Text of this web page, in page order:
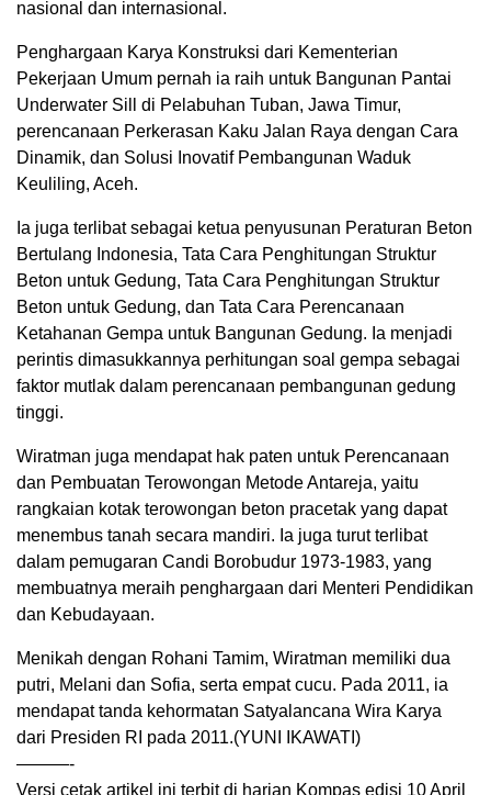
nasional dan internasional.
Penghargaan Karya Konstruksi dari Kementerian
Pekerjaan Umum pernah ia raih untuk Bangunan Pantai
Underwater Sill di Pelabuhan Tuban, Jawa Timur,
perencanaan Perkerasan Kaku Jalan Raya dengan Cara
Dinamik, dan Solusi Inovatif Pembangunan Waduk
Keuliling, Aceh.
Ia juga terlibat sebagai ketua penyusunan Peraturan Beton
Bertulang Indonesia, Tata Cara Penghitungan Struktur
Beton untuk Gedung, Tata Cara Penghitungan Struktur
Beton untuk Gedung, dan Tata Cara Perencanaan
Ketahanan Gempa untuk Bangunan Gedung. Ia menjadi
perintis dimasukkannya perhitungan soal gempa sebagai
faktor mutlak dalam perencanaan pembangunan gedung
tinggi.
Wiratman juga mendapat hak paten untuk Perencanaan
dan Pembuatan Terowongan Metode Antareja, yaitu
rangkaian kotak terowongan beton pracetak yang dapat
menembus tanah secara mandiri. Ia juga turut terlibat
dalam pemugaran Candi Borobudur 1973-1983, yang
membuatnya meraih penghargaan dari Menteri Pendidikan
dan Kebudayaan.
Menikah dengan Rohani Tamim, Wiratman memiliki dua
putri, Melani dan Sofia, serta empat cucu. Pada 2011, ia
mendapat tanda kehormatan Satyalancana Wira Karya
dari Presiden RI pada 2011.(YUNI IKAWATI)
———-
Versi cetak artikel ini terbit di harian Kompas edisi 10 April